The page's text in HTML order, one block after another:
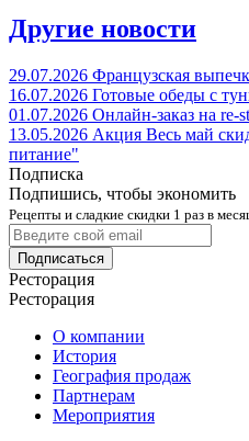
Другие новости
29.07.2026 Французская
16.07.2026 Готовые обеды с
01.07.2026 Онлайн-заказ на re-
13.05.2026 Акция Весь май
питание"
Подписка
Подпишись, чтобы экономить
Рецепты и сладкие скидки 1 раз в
Подписаться
Ресторация
Ресторация
О компании
История
География продаж
Партнерам
Мероприятия